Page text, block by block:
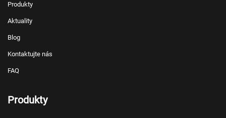
Produkty
Aktuality
Blog
Kontaktujte nás
FAQ
Produkty